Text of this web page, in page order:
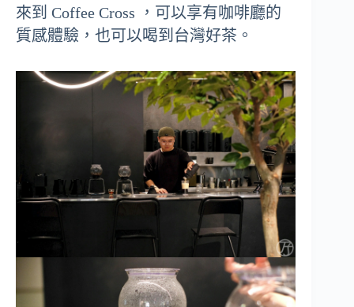
來到 Coffee Cross ，可以享有咖啡廳的
質感體驗，也可以喝到台灣好茶。